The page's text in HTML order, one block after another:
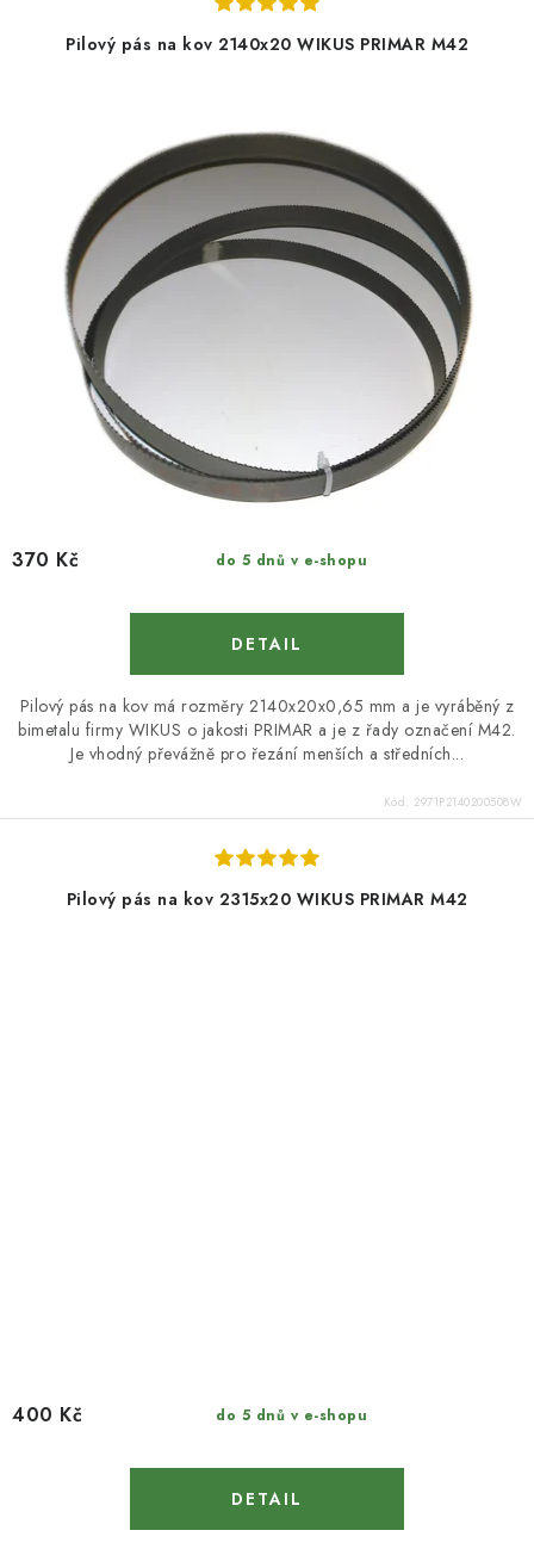
Pilový pás na kov 2140x20 WIKUS PRIMAR M42
do 5 dnů v e-shopu
370 Kč
Pilový pás na kov má rozměry 2140x20x0,65 mm a je vyráběný z
bimetalu firmy WIKUS o jakosti PRIMAR a je z řady označení M42.
Je vhodný převážně pro řezání menších a středních...
Kód: 2971P2140200508W
Pilový pás na kov 2315x20 WIKUS PRIMAR M42
do 5 dnů v e-shopu
400 Kč